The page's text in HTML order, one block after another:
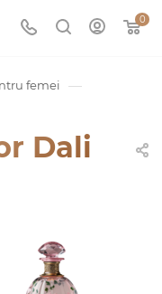
0
femei —
Dali